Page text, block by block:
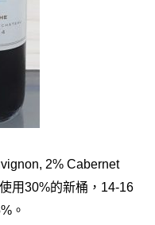
2% Cabernet
用30%的新桶，14-16
。